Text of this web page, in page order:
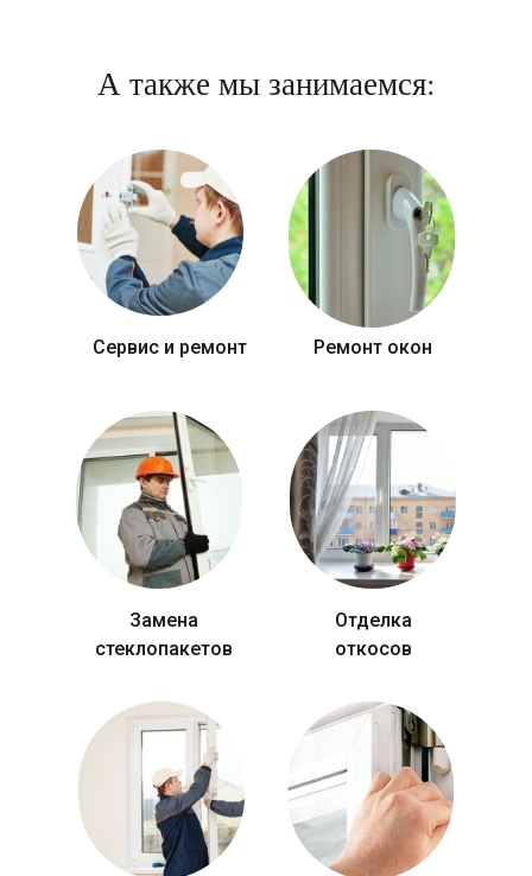
А также мы занимаемся:
Сервис и ремонт Ремонт окон
Замена
стеклопакетов
Отделка
откосов